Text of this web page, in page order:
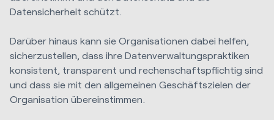
Datensicherheit schützt.
Darüber hinaus kann sie Organisationen dabei helfen,
sicherzustellen, dass ihre Datenverwaltungspraktiken
konsistent, transparent und rechenschaftspflichtig sind
und dass sie mit den allgemeinen Geschäftszielen der
Organisation übereinstimmen.